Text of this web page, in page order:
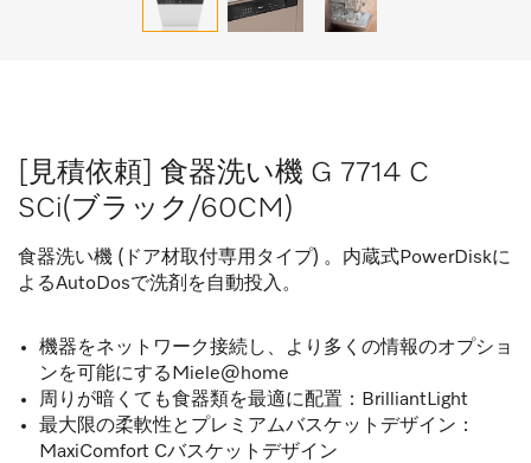
[見積依頼] 食器洗い機 G 7714 C
SCi(ブラック/60CM)
食器洗い機 (ドア材取付専用タイプ) 。内蔵式PowerDiskに
よるAutoDosで洗剤を自動投入。
機器をネットワーク接続し、より多くの情報のオプショ
ンを可能にするMiele@home
周りが暗くても食器類を最適に配置：BrilliantLight
最大限の柔軟性とプレミアムバスケットデザイン：
MaxiComfort Cバスケットデザイン